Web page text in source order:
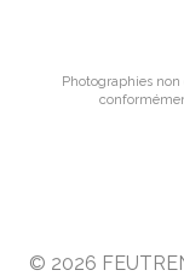
Photographies
© 2026